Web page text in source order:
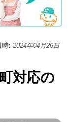
時: 2024年04月26日
対応の